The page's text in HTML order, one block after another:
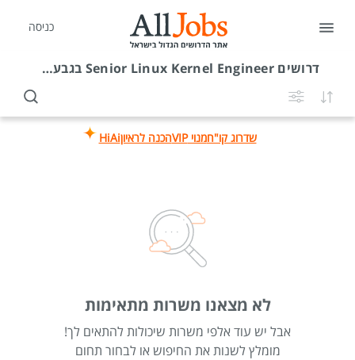
כניסה
דרושים Senior Linux Kernel Engineer בגבעתיים
שדרוג קו"חמנוי VIP הכנה לראיוןHiAi
לא מצאנו משרות מתאימות
אבל יש עוד אלפי משרות שיכולות להתאים לך!
מומלץ לשנות את החיפוש או לבחור תחום